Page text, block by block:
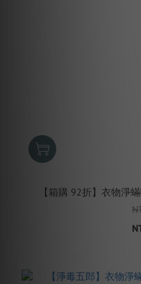
【箱購 92折】衣物淨